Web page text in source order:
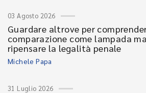
03 Agosto 2026
Guardare altrove per
comparazione come lampada
ripensare la legalità penale
Michele Papa
31 Luglio 2026